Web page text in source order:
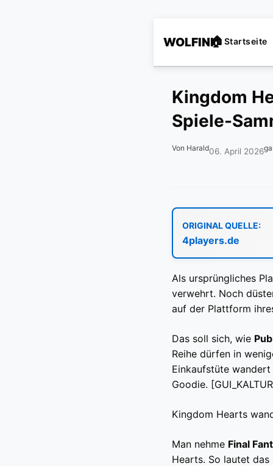
WOLFINI Startseite
Kingdom
Spiele-
Von Harald06. April 2026
ORIGINAL QUELLE:
4players.de
Als ursprüngliches
verwehrt. Noch
auf der Plattform
Das soll sich, wie
Reihe dürfen in
Einkaufstüte
Goodie.
Kingdom Hearts
Man nehme Final
Hearts. So lautet